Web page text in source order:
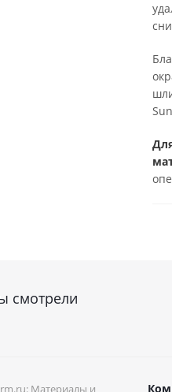
смотрели
Материалы и